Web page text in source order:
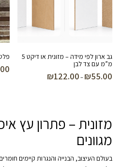
גב ארון לפי מידה – מזונית או דיקט 5
מ”מ עם צד לבן
₪55.00
–
₪122.00
מזונית – פתרון עץ
מגוונים
בעולם העיצוב, הבנייה והנגרות קיימים